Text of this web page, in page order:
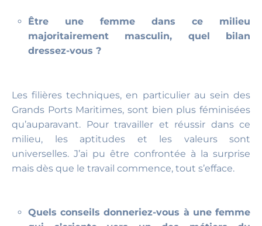
Être une femme dans ce milieu
majoritairement masculin, quel bilan
dressez-vous ?
Les filières techniques, en particulier au sein des
Grands Ports Maritimes, sont bien plus féminisées
qu’auparavant. Pour travailler et réussir dans ce
milieu, les aptitudes et les valeurs sont
universelles. J’ai pu être confrontée à la surprise
mais dès que le travail commence, tout s’efface.
Quels conseils donneriez-vous à une femme